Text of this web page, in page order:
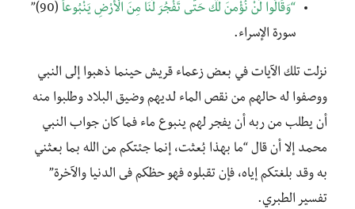
“وَقَالُوا لَنْ نُؤْمِنَ لَكَ حَتَّى تَفْجُرَ لَنَا مِنَ الْأَرْضِ يَنْبُوعاً
(90)”
سورة الإسراء.
نزلت تلك الآيات في بعض زعماء قريش حينما ذهبوا إلى النبي
ووصفوا له حالهم من نقص الماء لديهم وضيق البلاد وطلبوا منه
أن يطلب من ربه أن يفجر لهم ينبوع ماء فما كان جواب النبي
محمد إلا أن قال “ما بهذا بُعثت، إنما جئتكم من الله بما بعثني
به وقد بلغتكم إياه، فإن تقبلوه فهو حظكم فى الدنيا والآخرة”
تفسير الطبري.